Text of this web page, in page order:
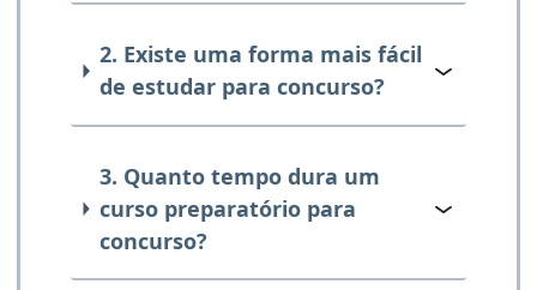
2. Existe uma forma mais fácil
de estudar para concurso?
3. Quanto tempo dura um
curso preparatório para
concurso?